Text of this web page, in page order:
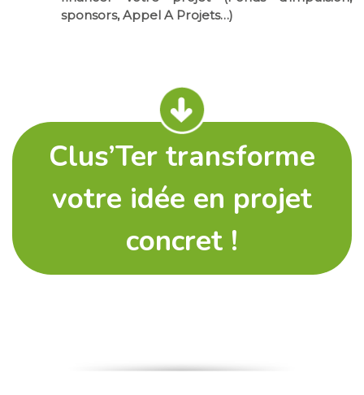
sponsors, Appel A Projets…)
Clus’Ter transforme
votre idée en projet
concret !